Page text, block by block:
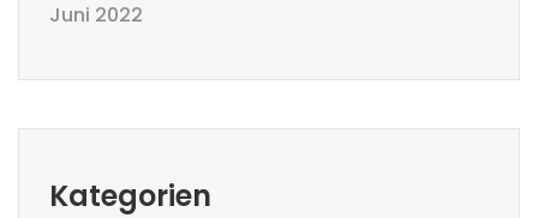
Juni 2022
Kategorien